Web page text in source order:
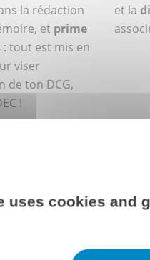
la rédaction
et prime
: tout est mis en
viser
de ton DCG,
!
et la
uses cookies and